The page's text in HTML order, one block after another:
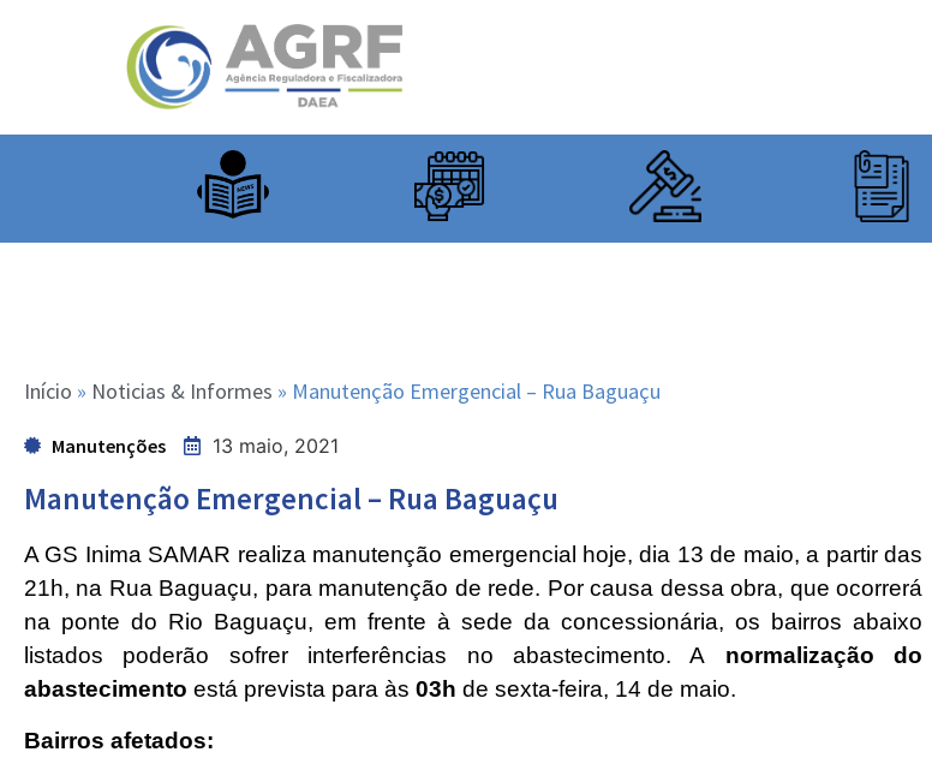
Início » Noticias & Informes » Manutenção Emergencial – Rua Baguaçu
Manutenções 13 maio, 2021
Manutenção Emergencial – Rua Baguaçu
A GS Inima SAMAR realiza manutenção emergencial hoje, dia 13 de maio, a partir das
21h, na Rua Baguaçu, para manutenção de rede. Por causa dessa obra, que ocorrerá
na ponte do Rio Baguaçu, em frente à sede da concessionária, os bairros abaixo
listados poderão sofrer interferências no abastecimento. A normalização do
abastecimento está prevista para às 03h de sexta-feira, 14 de maio.
Bairros afetados: